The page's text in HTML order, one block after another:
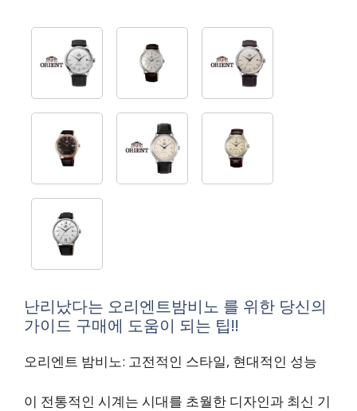
난리났다는 오리엔트밤비노 를 위한 당신의
가이드 구매에 도움이 되는 팁!!
오리엔트 밤비노: 고전적인 스타일, 현대적인 성능
이 전통적인 시계는 시대를 초월한 디자인과 최신 기